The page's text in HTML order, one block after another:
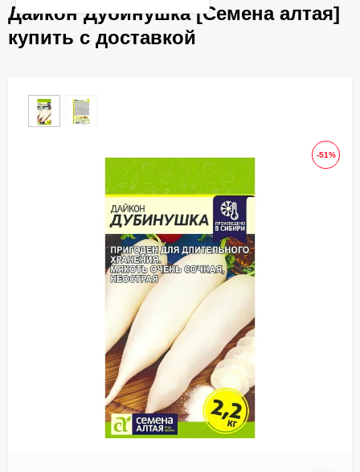
Дайкон Дубинушка [Семена алтая]
купить с доставкой
-51%